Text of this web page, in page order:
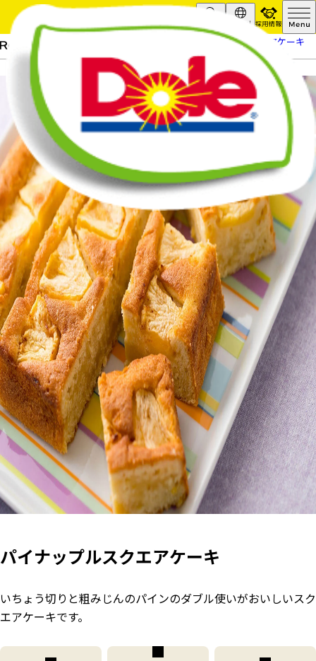
Search Global
採用情報
パイナップルスクエアケーキ
パイナップルスクエアケーキ
いちょう切りと粗みじんのパインのダブル使いがおいしいスク
エアケーキです。